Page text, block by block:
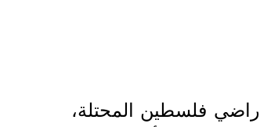
معظم أراضي فلسطين المحتلة،